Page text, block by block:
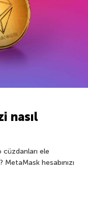
nasıl
cüzdanları ele
hesabınızı